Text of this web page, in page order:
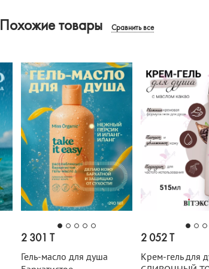
Похожие товары Сравнить все
2 301 T
Гель-масло для душа
2 052 T
Крем-гель для